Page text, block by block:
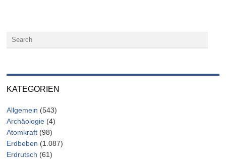
KATEGORIEN
Allgemein (543)
Archäologie (4)
Atomkraft (98)
Erdbeben (1.087)
Erdrutsch (61)